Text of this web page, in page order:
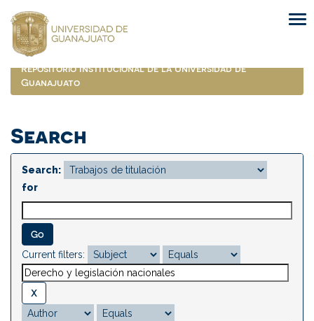
navigation
Repositorio Institucional de la Universidad de
Guanajuato
Search
Search:
for
Current filters: